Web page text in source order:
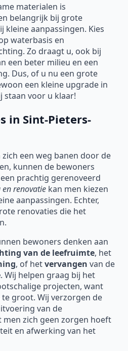
materialen is
belangrijk bij grote
kleine aanpassingen. Kies
waterbasis en
Zo draagt u, ook bij
een beter milieu en een
Dus, of u nu een grote
een kleine upgrade in
staan voor u klaar!
in Sint-Pieters-
een weg banen door de
kunnen de bewoners
prachtig gerenoveerd
renovatie kan men kiezen
aanpassingen. Echter,
renovaties die het
bewoners denken aan
van de leefruimte, het
, of hetvervangen van de
. Wij helpen graag bij het
projecten, want
groot. Wij verzorgen de
van de
zich geen zorgen hoeft
en afwerking van het